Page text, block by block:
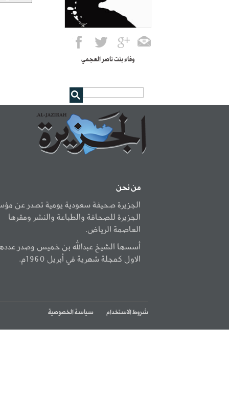
وفاء بنت ناصر العجمي
من نحن
الجزيرة صحيفة سعودية يومية تصدر عن
الجزيرة للصحافة والطباعة والنشر ومقرها
العاصمة الرياض.
أسسها الشيخ عبدالله بن خميس وصدر
الاول كمجلة شهرية في أبريل 1960م.
شروط الاستخدام سياسة الخصوصية